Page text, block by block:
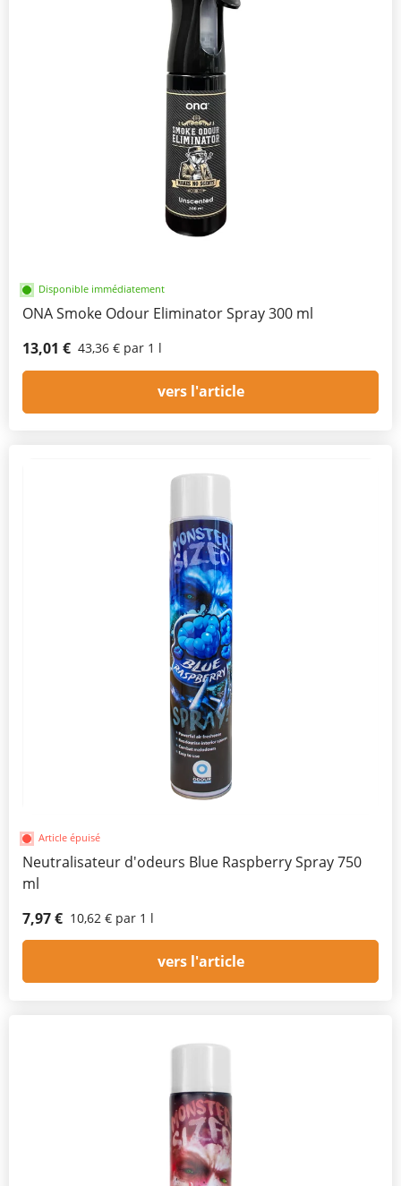
Disponible immédiatement
ONA Smoke Odour Eliminator Spray 300 ml
13,01 € 43,36 € par 1 l
vers l'article
Article épuisé
Neutralisateur d'odeurs Blue Raspberry Spray 750
ml
7,97 € 10,62 € par 1 l
vers l'article